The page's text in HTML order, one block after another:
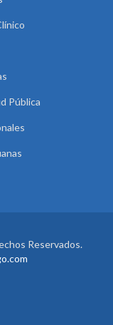
Pública
Reservados.